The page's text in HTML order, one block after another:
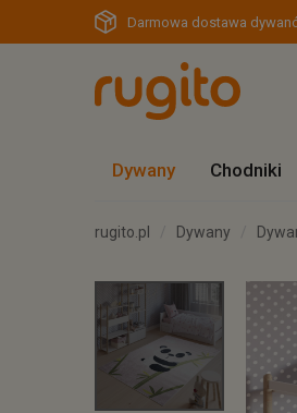
Darmowa dostawa
Dywany Chodniki
rugito.pl Dywany